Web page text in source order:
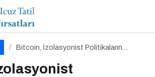
Bitcoin, İzolasyonist Politikaların
Global 500 (2024) Raporu